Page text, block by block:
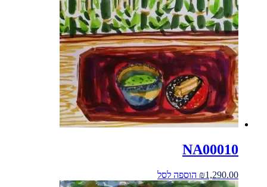
NA00010
₪1,290.00 הוספה לסל